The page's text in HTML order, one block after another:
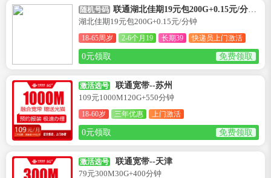
随机号码 联通湖北佳期19元包200G+0.15元/分钟卡--湖北
湖北佳期19元包200G+0.15元/分钟
18-65周岁 2-6个月19 长期39 快递员上门激活
0元领取 免费领取
激活选号
联通宽带--苏州
109元1000M120G+550分钟
18-60岁 三年优惠 上门激活
0元领取 免费领取
激活选号
联通宽带--天津
79元300M30G+400分钟